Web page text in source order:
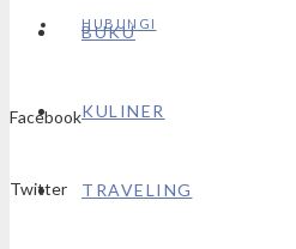
HUBUNGI
Facebook
Twitter
BUKU
KULINER
TRAVELING